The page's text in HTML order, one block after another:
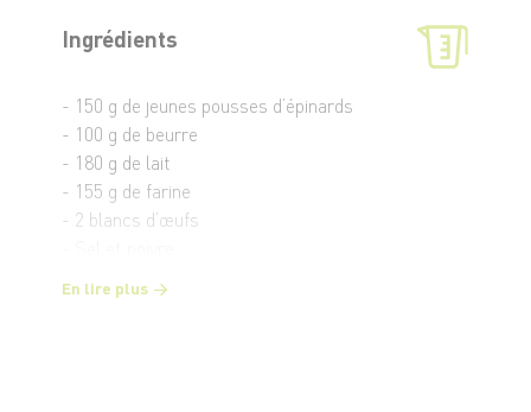
Ingrédients
- 150 g de jeunes pousses d’épinards
- 100 g de beurre
- 180 g de lait
- 155 g de farine
- 2 blancs d’œufs
En lire plus